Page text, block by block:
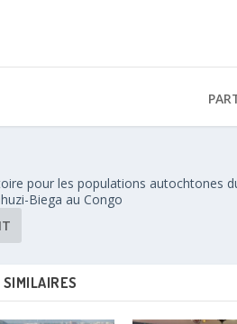
pour les populations autochtones
Biega au Congo